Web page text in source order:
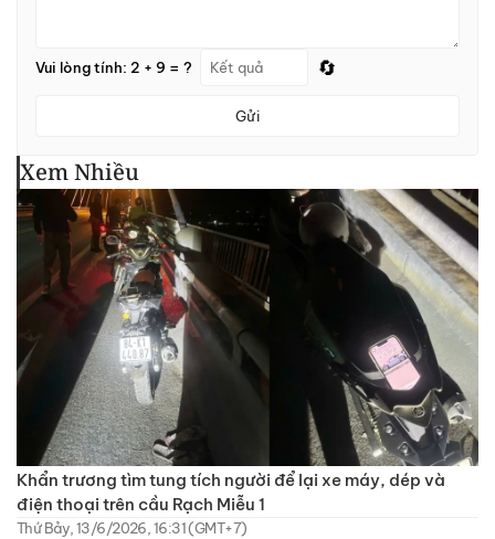
Vui lòng tính: 2 + 9 = ? 🔄
Gửi
Xem Nhiều
Khẩn trương tìm tung tích người để lại xe máy, dép và
điện thoại trên cầu Rạch Miễu 1
Thứ Bảy, 13/6/2026, 16:31 (GMT+7)